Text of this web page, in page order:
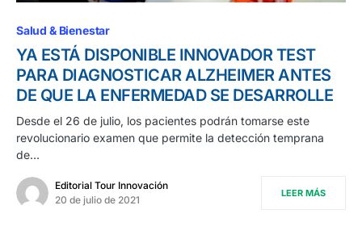
Salud & Bienestar
YA ESTÁ DISPONIBLE INNOVADOR TEST
PARA DIAGNOSTICAR ALZHEIMER ANTES
DE QUE LA ENFERMEDAD SE DESARROLLE
Desde el 26 de julio, los pacientes podrán tomarse este
revolucionario examen que permite la detección temprana
de…
Editorial Tour Innovación
20 de julio de 2021
LEER MÁS